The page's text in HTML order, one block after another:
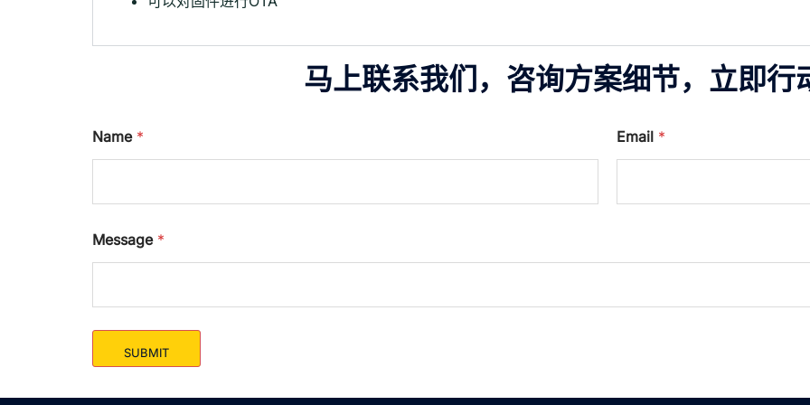
马上联系我们，咨询方案细节，立即行
Name * Email *
Message *
SUBMIT